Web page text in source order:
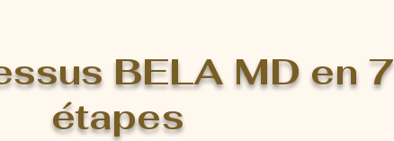
BELA MD en 7
étapes